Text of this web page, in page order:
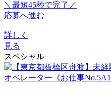
＼最短45秒で完了／
応募へ進む
詳しく
見る
スペシャル